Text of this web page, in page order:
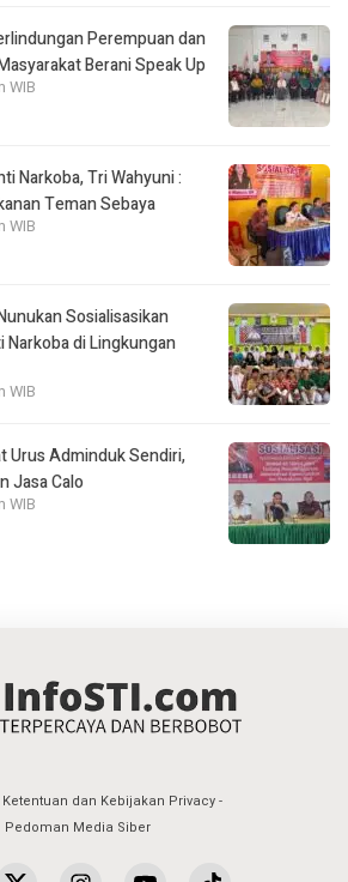
Perempuan dan
Berani Speak Up
WIB
Narkoba, Tri Wahyuni :
Teman Sebaya
WIB
Sosialisasikan
di Lingkungan
WIB
Urus Adminduk Sendiri,
Jasa Calo
WIB
Ketentuan dan Kebijakan Privacy
Pedoman Media Siber